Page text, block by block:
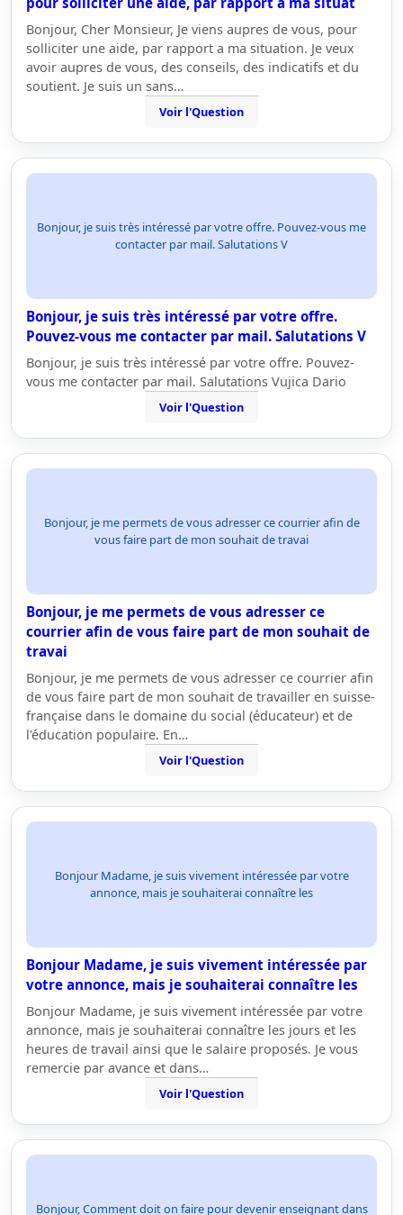
Bonjour, Cher Monsieur, Je viens aupres de vous, pour
solliciter une aide, par rapport a ma situation. Je veux
avoir aupres de vous, des conseils, des indicatifs et du
soutient. Je suis un sans…
Voir l'Question
Bonjour, je suis très intéressé par votre offre. Pouvez-vous me
contacter par mail. Salutations V
Bonjour, je suis très intéressé par votre offre.
Pouvez-vous me contacter par mail. Salutations V
Bonjour, je suis très intéressé par votre offre. Pouvez-
vous me contacter par mail. Salutations Vujica Dario
Voir l'Question
Bonjour, je me permets de vous adresser ce courrier afin de
vous faire part de mon souhait de travai
Bonjour, je me permets de vous adresser ce
courrier afin de vous faire part de mon souhait de
travai
Bonjour, je me permets de vous adresser ce courrier afin
de vous faire part de mon souhait de travailler en suisse-
française dans le domaine du social (éducateur) et de
l'éducation populaire. En…
Voir l'Question
Bonjour Madame, je suis vivement intéressée par votre
annonce, mais je souhaiterai connaître les
Bonjour Madame, je suis vivement intéressée par
votre annonce, mais je souhaiterai connaître les
Bonjour Madame, je suis vivement intéressée par votre
annonce, mais je souhaiterai connaître les jours et les
heures de travail ainsi que le salaire proposés. Je vous
remercie par avance et dans…
Voir l'Question
Bonjour, Comment doit on faire pour devenir enseignant dans